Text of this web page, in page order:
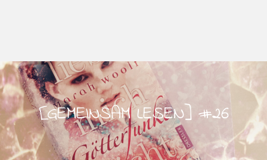
[GEMEINSAM LESEN] #26